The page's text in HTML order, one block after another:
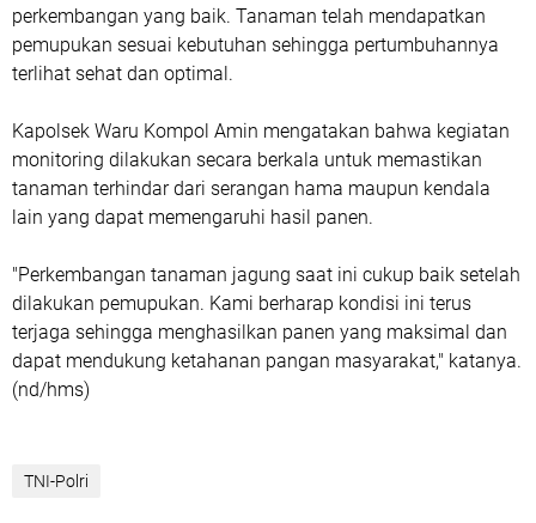
perkembangan yang baik. Tanaman telah mendapatkan
pemupukan sesuai kebutuhan sehingga pertumbuhannya
terlihat sehat dan optimal.
Kapolsek Waru Kompol Amin mengatakan bahwa kegiatan
monitoring dilakukan secara berkala untuk memastikan
tanaman terhindar dari serangan hama maupun kendala
lain yang dapat memengaruhi hasil panen.
"Perkembangan tanaman jagung saat ini cukup baik setelah
dilakukan pemupukan. Kami berharap kondisi ini terus
terjaga sehingga menghasilkan panen yang maksimal dan
dapat mendukung ketahanan pangan masyarakat," katanya.
(nd/hms)
TNI-Polri